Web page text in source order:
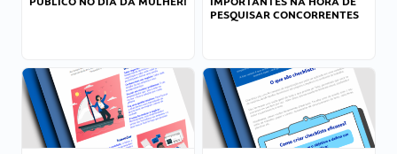
PESQUISAR CONCORRENTES